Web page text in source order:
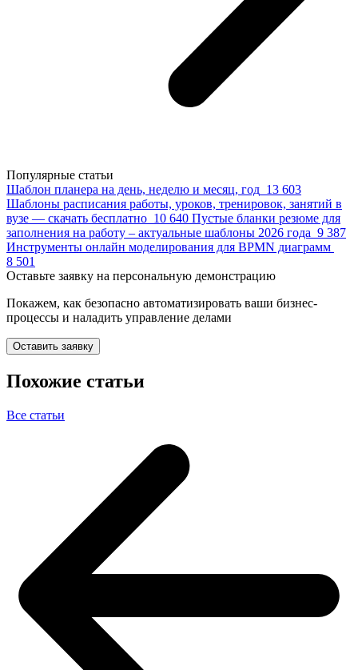
Популярные статьи
Шаблон планера на день, неделю и месяц, год 13 603
Шаблоны расписания работы, уроков, тренировок, занятий в
вузе — скачать бесплатно 10 640 Пустые бланки резюме для
заполнения на работу – актуальные шаблоны 2026 года 9 387
Инструменты онлайн моделирования для BPMN диаграмм
8 501
Оставьте заявку на персональную демонстрацию
Покажем, как безопасно автоматизировать ваши бизнес-
процессы и наладить управление делами
Оставить заявку
Похожие статьи
Все статьи